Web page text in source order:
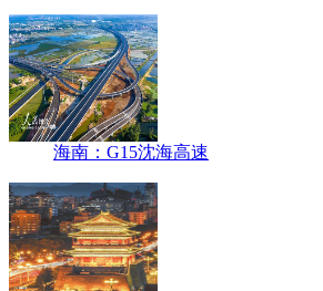
海南：G15沈海高速